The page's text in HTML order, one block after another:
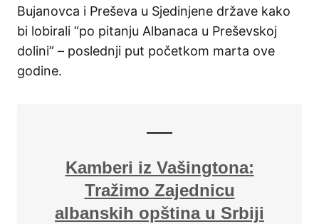
Bujanovca i Preševa u Sjedinjene države kako
bi lobirali “po pitanju Albanaca u Preševskoj
dolini” – poslednji put početkom marta ove
godine.
Kamberi iz Vašingtona:
Tražimo Zajednicu
albanskih opština u Srbiji